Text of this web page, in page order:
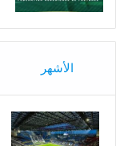
الأشهر